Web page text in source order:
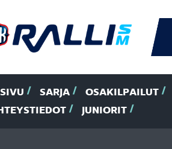
SARJA OSAKILPAILUT
JUNIORIT